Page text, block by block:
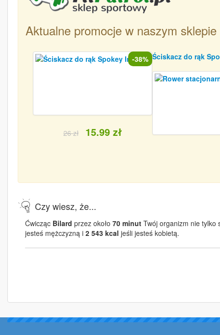
Aktualne promocje w naszym sklepie
-38%
26 zł 15.99 zł
Ściskacz do rąk
Czy wiesz, że...
Ćwicząc Bilard przez około 70 minut Twój organizm nie
jesteś mężczyzną i 2 543 kcal jeśli jesteś kobietą.